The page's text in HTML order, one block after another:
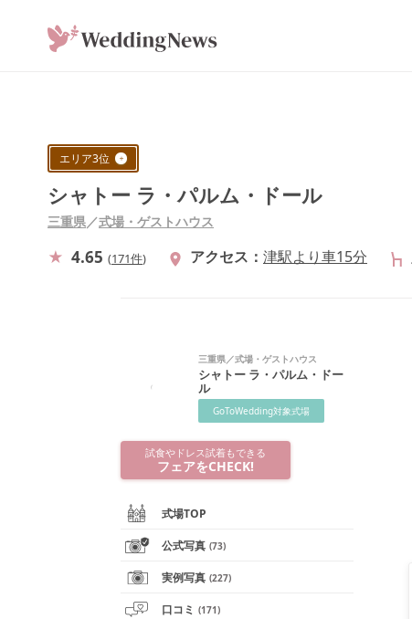
エリア3位
シャトー ラ・パルム・ドール
三重県／式場・ゲストハウス
4.65 (171件) アクセス 津駅より車15分
三重県／式場・ゲストハウス
シャトー ラ・パルム・ドー
ル
GoToWedding対象式場
試食やドレス試着もできる
フェアをCHECK!
式場TOP
公式写真 (73)
実例写真 (227)
口コミ (171)